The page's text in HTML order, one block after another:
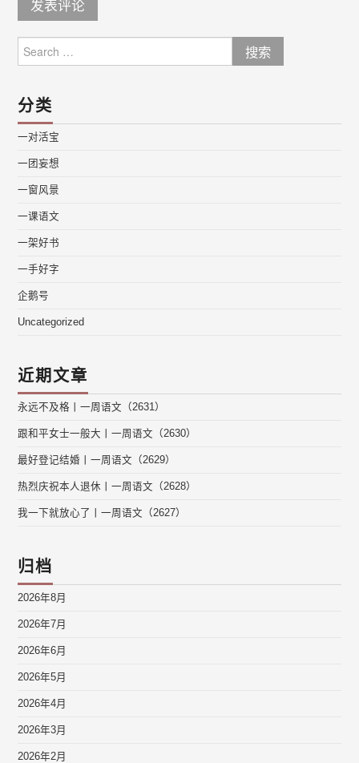
for:
分类
一对活宝
一团妄想
一窗风景
一课语文
一架好书
一手好字
企鹅号
Uncategorized
近期文章
永远不及格丨一周语文（2631）
跟和平女士一般大丨一周语文（2630）
最好登记结婚丨一周语文（2629）
热烈庆祝本人退休丨一周语文（2628）
我一下就放心了丨一周语文（2627）
归档
2026年8月
2026年7月
2026年6月
2026年5月
2026年4月
2026年3月
2026年2月